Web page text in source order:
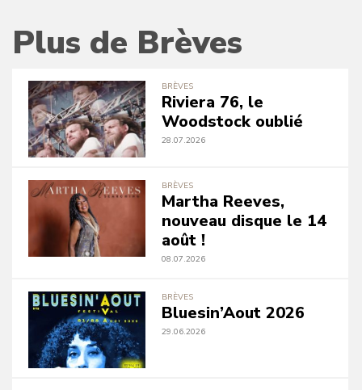
Plus de Brèves
BRÈVES
Riviera 76, le
Woodstock oublié
28.07.2026
BRÈVES
Martha Reeves,
nouveau disque le 14
août !
08.07.2026
BRÈVES
Bluesin’Aout 2026
29.06.2026